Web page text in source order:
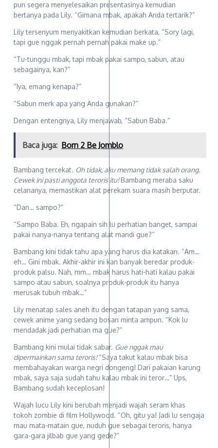
pun segera menyelesaikan presentasinya kemudian
bertanya pada Lily. “Gimana mbak, apakah Anda tertarik?”
Lily tersenyum menyakitkan kemudian berkata, “Sory lagi,
tapi gue nggak pernah pernah pakai make up.”
“Tu-tunggu mbak, tapi mbak pakai sampo, sabun, atau
sebagainya, kan?”
“Iya, emang kenapa?”
“Sabun merk apa yang Anda gunakan?”
Dengan entengnya, Lily menjawab, “Sabun Baba.”
Baca juga: Born 2 Be Jomblo
Bambang tercekat. Oh tidak, aku memang tidak salah orang.
Cewek ini pasti anggota teroris itu! Bambang meraba saku
celananya, memastikan alat perekam suara masih berputar.
“Dan… sampo?”
“Sampo Baba. Eh, ngapain sih lu perhatian banget, sampai
pakai nanya-nanya tentang alat mandi gue?”
Bambang kini tidak tahu apa yang harus dia katakan. “Am…
eh… Gini mbak. Akhir-akhir ini kan banyak beredar produk-
produk palsu. Nah, mm… mbak harus hati-hati kalau pakai
sampo atau sabun, soalnya produk-produk itu hanya
merusak tubuh mbak…”
Lily menatap sales aneh itu dengan tatapan yang sama,
cewek anime yang sedang bosan minta ampun. “Kok lu
mendadak jadi perhatian ma gue?”
Bambang kini mulai tidak sabar. Gue nggak mau
dipermainkan sama teroris!“Saya takut kalau mbak bisa
membahayakan warga negri dongeng! Dari pakaian karung
mbak, saya saja sudah tahu kalau mbak ini teror…” Ups,
Bambang sudah keceplosan!
Wajah lucu Lily kini berubah menjadi wajah seram khas
tokoh zombie di film Hollywood. “Oh, gitu ya! Jadi lu sengaja
mau mata-matain gue, nuduh gue sebagai teroris, hanya
gara-gara jilbab gue yang gede?”